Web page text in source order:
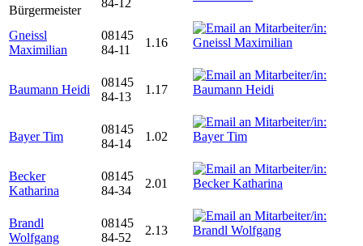
Bürgermeister
84-12
Gneissl
Maximilian
08145
84-11
1.16
Baumann Heidi
08145
84-13
1.17
Bayer Tim
08145
84-14
1.02
Becker
Katharina
08145
84-34
2.01
Brandl
Wolfgang
08145
84-52
2.13